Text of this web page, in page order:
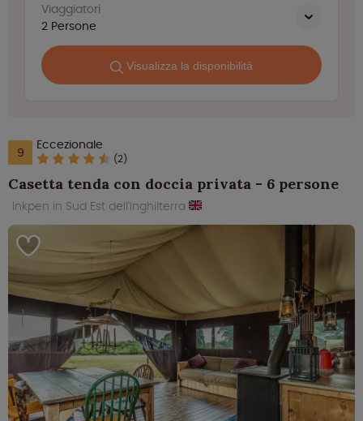
Viaggiatori
2 Persone
Visualizza la disponibilità
9 Eccezionale
(2)
Casetta tenda con doccia privata - 6 persone
Inkpen in Sud Est dell'Inghilterra